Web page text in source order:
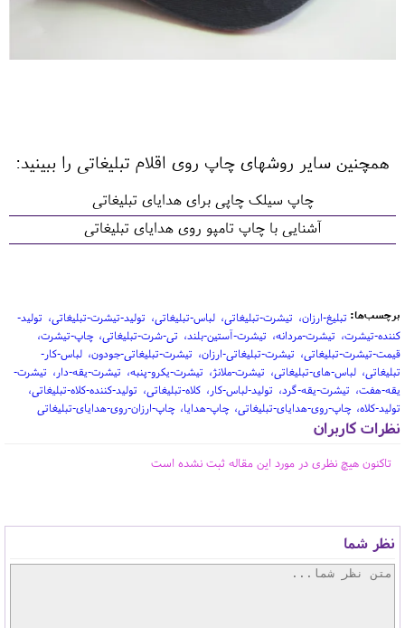
همچنین سایر روشهای چاپ روی اقلام تبلیغاتی را ببینید:
چاپ سیلک چاپی برای هدایای تبلیغاتی
آشنایی با چاپ تامپو روی هدایای تبلیغاتی
برچسب‌ها: تبلیغ-ارزان تیشرت-تبلیغاتی لباس-تبلیغاتی تولید-تیشرت-تبلیغاتی
تولید-
کننده-تیشرت
تیشرت-مردانه تیشرت-آستین-بلند تی-شرت-تبلیغاتی
چاپ-تیشرت
قیمت-تیشرت-تبلیغاتی
تیشرت-تبلیغاتی-ارزان تیشرت-تبلیغاتی-جودون لباس-کار-
تبلیغاتی
لباس-های-تبلیغاتی تیشرت-ملانژ تیشرت-یکرو-پنبه تیشرت-یقه-دار
تیشرت-
یقه-هفت
تیشرت-یقه-گرد تولید-لباس-کار کلاه-تبلیغاتی
تولید-کننده-کلاه-تبلیغاتی
تولید-کلاه چاپ-روی-هدایای-تبلیغاتی چاپ-هدایا چاپ-ارزان-روی-هدایای-تبلیغاتی
نظرات کاربران
تاکنون هیچ نظری در مورد این مقاله ثبت نشده است
نظر شما